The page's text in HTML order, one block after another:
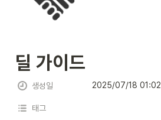
딜 가이드
생성일 2025/07/18 01:02
태그